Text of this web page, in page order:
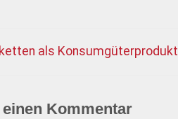
als
Kommentar